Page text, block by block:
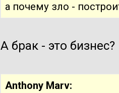
а почему зло -
А брак - это бизнес?
Anthony Marv: